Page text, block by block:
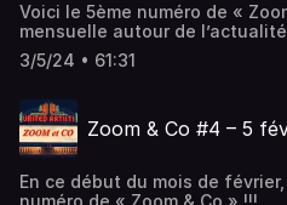
Voici le 5ème numéro de «
mensuelle autour de
3/5/24 • 61:31
Zoom & Co #4 – 5
En ce début du mois de
numéro de « Zoom & Co » !!!